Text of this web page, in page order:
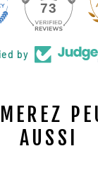
by
AUSSI